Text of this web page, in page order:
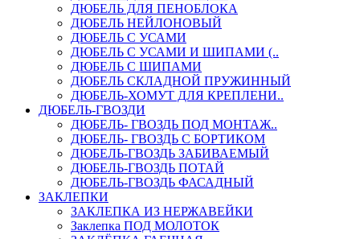
ДЮБЕЛЬ ДЛЯ ПЕНОБЛОКА
ДЮБЕЛЬ НЕЙЛОНОВЫЙ
ДЮБЕЛЬ С УСАМИ
ДЮБЕЛЬ С УСАМИ И ШИПАМИ (..
ДЮБЕЛЬ С ШИПАМИ
ДЮБЕЛЬ СКЛАДНОЙ ПРУЖИННЫЙ
ДЮБЕЛЬ-ХОМУТ ДЛЯ КРЕПЛЕНИ..
ДЮБЕЛЬ-ГВОЗДИ
ДЮБЕЛЬ- ГВОЗДЬ ПОД МОНТАЖ..
ДЮБЕЛЬ- ГВОЗДЬ С БОРТИКОМ
ДЮБЕЛЬ-ГВОЗДЬ ЗАБИВАЕМЫЙ
ДЮБЕЛЬ-ГВОЗДЬ ПОТАЙ
ДЮБЕЛЬ-ГВОЗДЬ ФАСАДНЫЙ
ЗАКЛЕПКИ
ЗАКЛЕПКА ИЗ НЕРЖАВЕЙКИ
Заклепка ПОД МОЛОТОК